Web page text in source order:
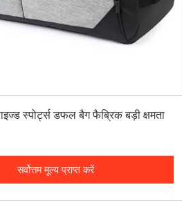
स्पोर्ट्स डफल बैग फैब्रिक बड़ी क्षमता
सर्वोत्तम मूल्य प्राप्त करें